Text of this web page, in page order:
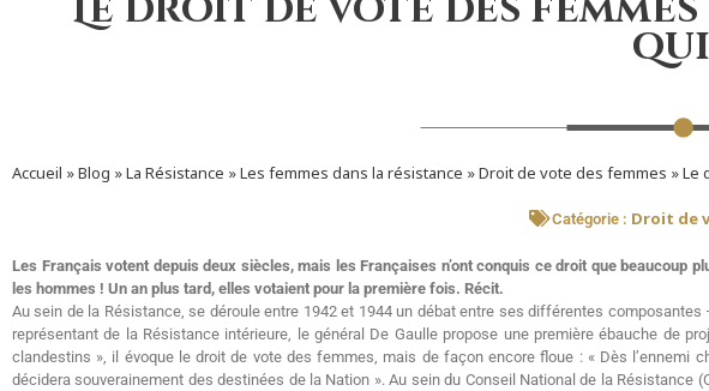
Le droit de vote des
qui
Accueil »Blog »La Résistance »Les femmes dans la résistance »Droit de vote des femmes »Le
Catégorie : Droit de
Les Français votent depuis deux siècles, mais les Françaises n’ont conquis ce droit que
les hommes ! Un an plus tard, elles votaient pour la première fois. Récit.
Au sein de la Résistance, se déroule entre 1942 et 1944 un débat entre ses différentes
représentant de la Résistance intérieure, le général De Gaulle propose une première ébauche de
clandestins », il évoque le droit de vote des femmes, mais de façon encore floue : « Dès
décidera souverainement des destinées de la Nation ». Au sein du Conseil National de la Résistance